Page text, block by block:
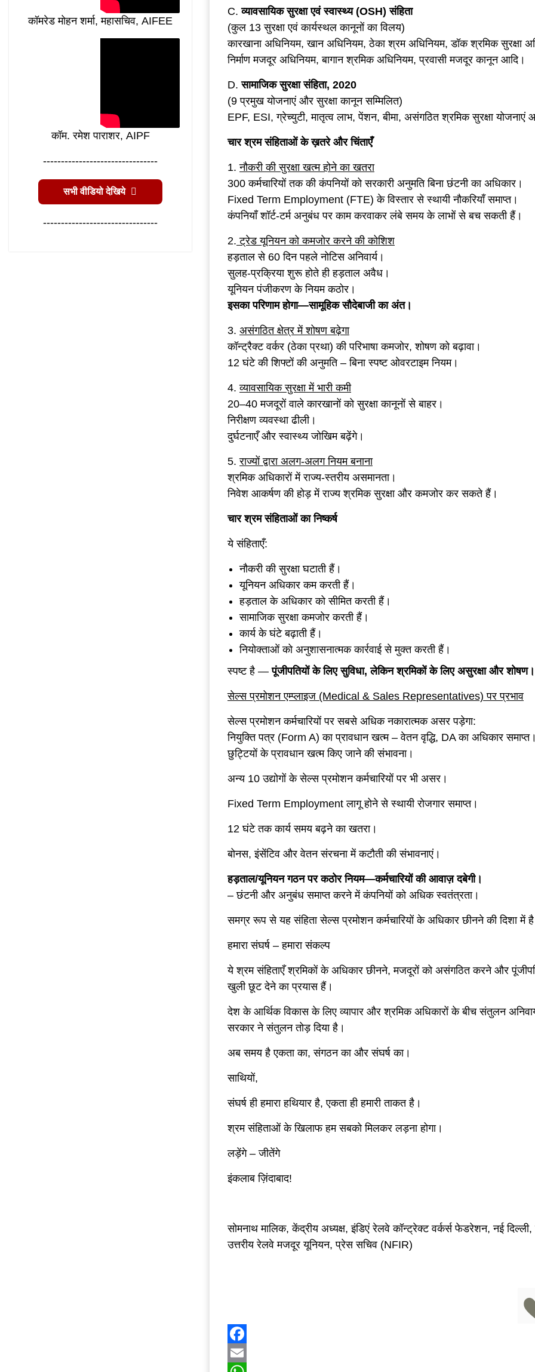
C.व्यावसायिक सुरक्षा एवं स्वास्थ्य (OSH) संहिता
(कुल 13 सुरक्षा एवं कार्यस्थल कानूनों का विलय)
कारखाना अधिनियम, खान अधिनियम, ठेका श्रम अधिनियम, डॉक श्रमिक सुरक्षा
निर्माण मजदूर अधिनियम, बागान श्रमिक अधिनियम, प्रवासी मजदूर कानून आदि।
D.सामाजिक सुरक्षा संहिता, 2020
(9 प्रमुख योजनाएं और सुरक्षा कानून सम्मिलित)
EPF, ESI, ग्रेच्युटी, मातृत्व लाभ, पेंशन, बीमा, असंगठित श्रमिक सुरक्षा योजनाएं
चार श्रम संहिताओं के ख़तरे और चिंताएँ
1.नौकरी की सुरक्षा खत्म होने का खतरा
300 कर्मचारियों तक की कंपनियों को सरकारी अनुमति बिना छंटनी का अधिकार।
Fixed Term Employment (FTE) के विस्तार से स्थायी नौकरियाँ समाप्त।
कंपनियाँ शॉर्ट-टर्म अनुबंध पर काम करवाकर लंबे समय के लाभों से बच सकती हैं।
2. ट्रेड यूनियन को कमजोर करने की कोशिश
हड़ताल से 60 दिन पहले नोटिस अनिवार्य।
सुलह-प्रक्रिया शुरू होते ही हड़ताल अवैध।
यूनियन पंजीकरण के नियम कठोर।
इसका परिणाम होगा—सामूहिक सौदेबाजी का अंत।
3. असंगठित क्षेत्र में शोषण बढ़ेगा
कॉन्ट्रैक्ट वर्कर (ठेका प्रथा) की परिभाषा कमजोर, शोषण को बढ़ावा।
12 घंटे की शिफ्टों की अनुमति – बिना स्पष्ट ओवरटाइम नियम।
4.व्यावसायिक सुरक्षा में भारी कमी
20–40 मजदूरों वाले कारखानों को सुरक्षा कानूनों से बाहर।
निरीक्षण व्यवस्था ढीली।
दुर्घटनाएँ और स्वास्थ्य जोखिम बढ़ेंगे।
5.राज्यों द्वारा अलग-अलग नियम बनाना
श्रमिक अधिकारों में राज्य-स्तरीय असमानता।
निवेश आकर्षण की होड़ में राज्य श्रमिक सुरक्षा और कमजोर कर सकते हैं।
चार श्रम संहिताओं का निष्कर्ष
ये संहिताएँ:
नौकरी की सुरक्षा घटाती हैं।
यूनियन अधिकार कम करती हैं।
हड़ताल के अधिकार को सीमित करती हैं।
सामाजिक सुरक्षा कमजोर करती हैं।
कार्य के घंटे बढ़ाती हैं।
नियोक्ताओं को अनुशासनात्मक कार्रवाई से मुक्त करती हैं।
स्पष्ट है —पूंजीपतियों के लिए सुविधा, लेकिन श्रमिकों के लिए असुरक्षा और शोषण।
सेल्स प्रमोशन एम्प्लाइज (Medical & Sales Representatives) पर प्रभाव
सेल्स प्रमोशन कर्मचारियों पर सबसे अधिक नकारात्मक असर पड़ेगा:
नियुक्ति पत्र (Form A) का प्रावधान खत्म – वेतन वृद्धि, DA का अधिकार
छुट्टियों के प्रावधान खत्म किए जाने की संभावना।
अन्य 10 उद्योगों के सेल्स प्रमोशन कर्मचारियों पर भी असर।
Fixed Term Employment लागू होने से स्थायी रोजगार समाप्त।
12 घंटे तक कार्य समय बढ़ने का खतरा।
बोनस, इंसेंटिव और वेतन संरचना में कटौती की संभावनाएं।
हड़ताल/यूनियन गठन पर कठोर नियम—कर्मचारियों की आवाज़ दबेगी।
– छंटनी और अनुबंध समाप्त करने में कंपनियों को अधिक स्वतंत्रता।
समग्र रूप से यह संहिता सेल्स प्रमोशन कर्मचारियों के अधिकार छीनने की दिशा में
हमारा संघर्ष – हमारा संकल्प
ये श्रम संहिताएँ श्रमिकों के अधिकार छीनने, मजदूरों को असंगठित करने और
खुली छूट देने का प्रयास हैं।
देश के आर्थिक विकास के लिए व्यापार और श्रमिक अधिकारों के बीच संतुलन
सरकार ने संतुलन तोड़ दिया है।
अब समय है एकता का, संगठन का और संघर्ष का।
साथियों,
संघर्ष ही हमारा हथियार है, एकता ही हमारी ताकत है।
श्रम संहिताओं के खिलाफ हम सबको मिलकर लड़ना होगा।
लड़ेंगे – जीतेंगे
इंकलाब ज़िंदाबाद!
सोमनाथ मालिक, केंद्रीय अध्यक्ष, इंडिएं रेलवे कॉन्ट्रेक्ट वर्कर्स फेडरेशन, नई दिल्ली,
उत्तरीय रेलवे मजदूर यूनियन, प्रेस सचिव (NFIR)
Facebook
कॉमरेड मोहन शर्मा, महासचिव, AIFEE
कॉम. रमेश पाराशर, AIPF
--------------------------------
सभी वीडियो देखिये
--------------------------------